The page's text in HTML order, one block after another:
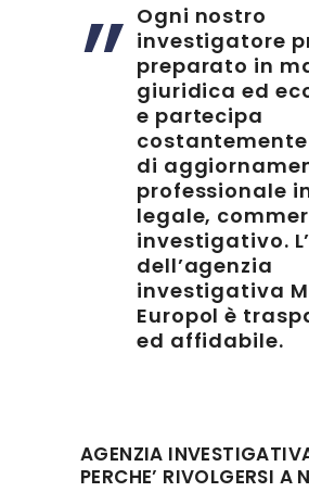
Ogni nostro
investigatore
preparato in
giuridica ed
e partecipa
di
professionale
legale,
investigativo.
dell’agenzia
investigativa
Europol è
ed affidabile.
AGENZIA
PERCHE’ RIVOLGERSI A